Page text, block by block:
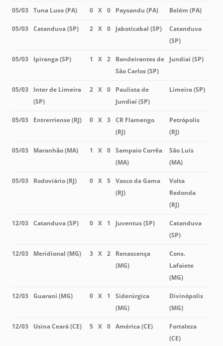
05/03 Tuna Luso (PA) 0 X 0 Paysandu (PA) Belém (PA)
05/03 Catanduva (SP) 2 X 0 Jaboticabal (SP)
Catanduva
(SP)
05/03 Ipiranga (SP) 1 X 2
Bandeirantes de
São Carlos (SP)
Jundiaí (SP)
05/03
Inter de Limeira
(SP)
2 X 0
Paulista de
Jundiaí (SP)
Limeira (SP)
05/03 Entrerriense (RJ) 0 X 3 CR Flamengo
(RJ)
Petrópolis
(RJ)
05/03 Maranhão (MA) 1 X 0 Sampaio Corrêa
(MA)
São Luís
(MA)
05/03 Rodoviário (RJ) 0 X 5 Vasco da Gama
(RJ)
Volta
Redonda
(RJ)
12/03 Catanduva (SP) 0 X 1 Juventus (SP)
Catanduva
(SP)
12/03 Meridional (MG) 3 X 2
Renascença
(MG)
Cons.
Lafaiete
(MG)
12/03 Guarani (MG) 0 X 1
Siderúrgica
(MG)
Divinópolis
(MG)
12/03 Usina Ceará (CE) 5 X 0 América (CE)
Fortaleza
(CE)